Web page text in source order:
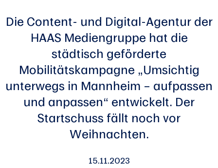
Die Content- und Digital-Agentur der
HAAS Mediengruppe hat die
städtisch geförderte
Mobilitätskampagne „Umsichtig
unterwegs in Mannheim – aufpassen
und anpassen“ entwickelt. Der
Startschuss fällt noch vor
Weihnachten.
15.11.2023